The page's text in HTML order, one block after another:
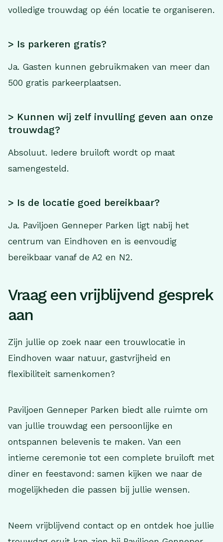
volledige trouwdag op één locatie te organiseren.
> Is parkeren gratis?
Ja. Gasten kunnen gebruikmaken van meer dan
500 gratis parkeerplaatsen.
> Kunnen wij zelf invulling geven aan onze
trouwdag?
Absoluut. Iedere bruiloft wordt op maat
samengesteld.
> Is de locatie goed bereikbaar?
Ja. Paviljoen Genneper Parken ligt nabij het
centrum van Eindhoven en is eenvoudig
bereikbaar vanaf de A2 en N2.
Vraag een vrijblijvend gesprek
aan
Zijn jullie op zoek naar een trouwlocatie in
Eindhoven waar natuur, gastvrijheid en
flexibiliteit samenkomen?
Paviljoen Genneper Parken biedt alle ruimte om
van jullie trouwdag een persoonlijke en
ontspannen belevenis te maken. Van een
intieme ceremonie tot een complete bruiloft met
diner en feestavond: samen kijken we naar de
mogelijkheden die passen bij jullie wensen.
Neem vrijblijvend contact op en ontdek hoe jullie